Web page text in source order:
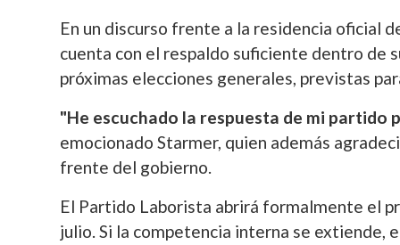
En un discurso frente a la residencia oficial
cuenta con el respaldo suficiente dentro de
próximas elecciones generales, previstas
"He escuchado la respuesta de mi
emocionado Starmer, quien además
frente del gobierno.
El Partido Laborista abrirá formalmente el
julio. Si la competencia interna se extiende,